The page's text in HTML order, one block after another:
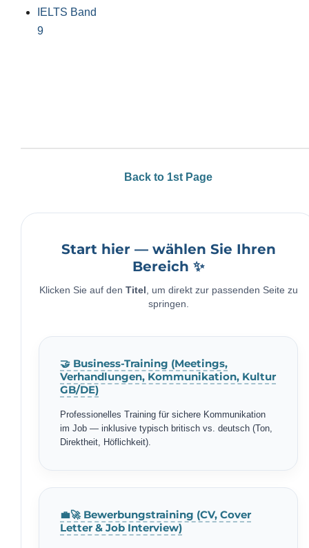
IELTS Band
9
Back to 1st Page
Start hier — wählen Sie Ihren
Bereich ✨
Klicken Sie auf den Titel
, um direkt zur passenden Seite zu
springen.
🤝 Business-Training (Meetings,
Verhandlungen, Kommunikation, Kultur
GB/DE)
Professionelles Training für sichere Kommunikation
im Job — inklusive typisch britisch vs. deutsch (Ton,
Direktheit, Höflichkeit).
💼🚀 Bewerbungstraining (CV, Cover
Letter & Job Interview)